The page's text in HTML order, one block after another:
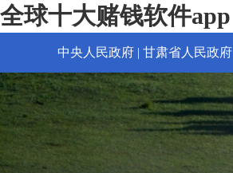
全球十大赌钱软件app
中央人民政府 | 甘肃省人民政府